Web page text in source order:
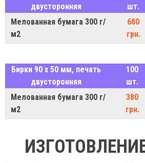
двусторонняя
шт.
Мелованная бумага 300 г/
м2
680
грн.
Бирки 90 х 50 мм, печать
двусторонняя
100
шт.
Мелованная бумага 300 г/
м2
380
грн.